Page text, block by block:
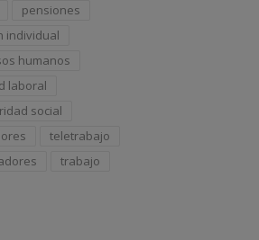
pensiones
individual
humanos
laboral
social
teletrabajo
trabajo